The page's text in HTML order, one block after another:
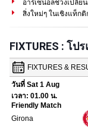
อาร์เซน่อลช่วงเปลี่ย
สิ่งใหม่ๆ ในเชิงแท็ก
FIXTURES : โ